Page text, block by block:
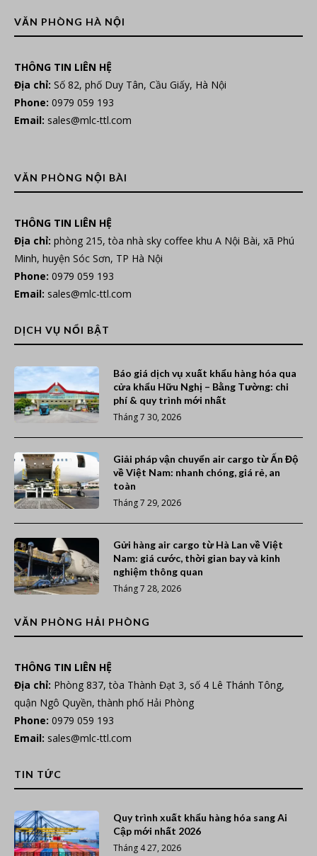
VĂN PHÒNG HÀ NỘI
THÔNG TIN LIÊN HỆ
Địa chỉ: Số 82, phố Duy Tân, Cầu Giấy, Hà Nội
Phone: 0979 059 193
Email: sales@mlc-ttl.com
VĂN PHÒNG NỘI BÀI
THÔNG TIN LIÊN HỆ
Địa chỉ: phòng 215, tòa nhà sky coffee khu A Nội Bài, xã Phú
Minh, huyện Sóc Sơn, TP Hà Nội
Phone: 0979 059 193
Email: sales@mlc-ttl.com
DỊCH VỤ NỔI BẬT
Báo giá dịch vụ xuất khẩu hàng hóa qua
cửa khẩu Hữu Nghị – Bằng Tường: chi
phí & quy trình mới nhất
Tháng 7 30, 2026
Giải pháp vận chuyển air cargo từ Ấn Độ
về Việt Nam: nhanh chóng, giá rẻ, an
toàn
Tháng 7 29, 2026
Gửi hàng air cargo từ Hà Lan về Việt
Nam: giá cước, thời gian bay và kinh
nghiệm thông quan
Tháng 7 28, 2026
VĂN PHÒNG HẢI PHÒNG
THÔNG TIN LIÊN HỆ
Địa chỉ: Phòng 837, tòa Thành Đạt 3, số 4 Lê Thánh Tông,
quận Ngô Quyền, thành phố Hải Phòng
Phone: 0979 059 193
Email: sales@mlc-ttl.com
TIN TỨC
Quy trình xuất khẩu hàng hóa sang Ai
Cập mới nhất 2026
Tháng 4 27, 2026